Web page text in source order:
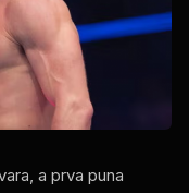
a prva puna